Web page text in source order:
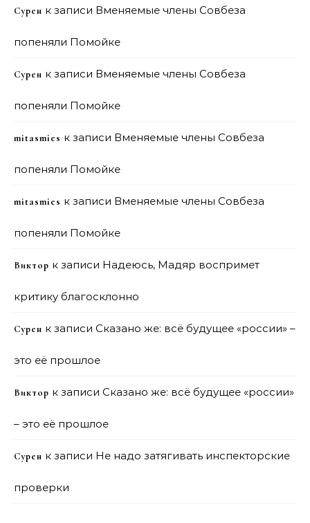
Сурен к записи Вменяемые члены Совбеза
попеняли Помойке
Сурен к записи Вменяемые члены Совбеза
попеняли Помойке
mitasmies к записи Вменяемые члены Совбеза
попеняли Помойке
mitasmies к записи Вменяемые члены Совбеза
попеняли Помойке
Виктор к записи Надеюсь, Мадяр воспримет
критику благосклонно
Сурен к записи Сказано же: всё будущее «россии» –
это её прошлое
Виктор к записи Сказано же: всё будущее «россии»
– это её прошлое
Сурен к записи Не надо затягивать инспекторские
проверки